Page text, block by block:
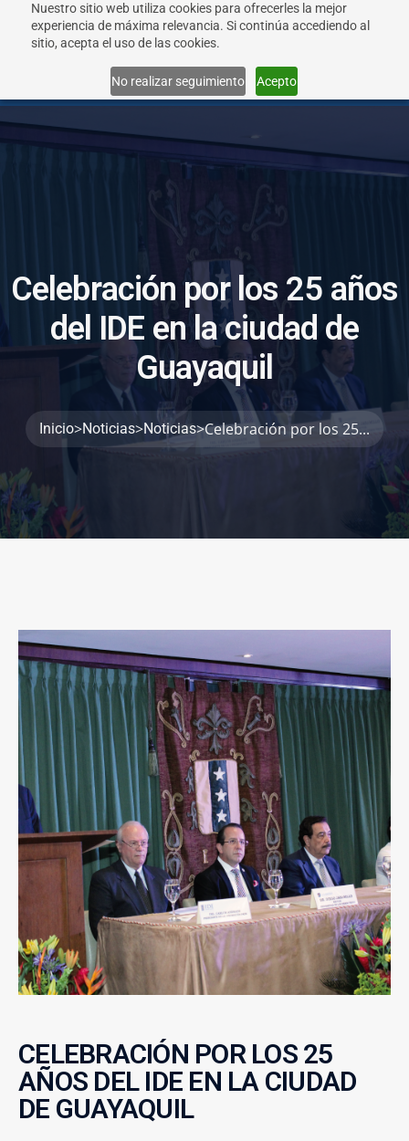
Nuestro sitio web utiliza cookies para ofrecerles la mejor
experiencia de máxima relevancia. Si continúa accediendo al
sitio, acepta el uso de las cookies.
No realizar seguimiento Acepto
Ce ebración por los 25 años
del IDE en aciudad de
Guayaqui
Inicio>Noticias>Noticias>Celebración por los 25...
CELEBRACIÓN POR LOS 25
AÑOS DEL IDE EN LA CIUDAD
DE GUAYAQUIL